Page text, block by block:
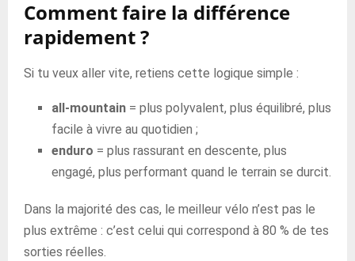
Comment faire la différence
rapidement ?
Si tu veux aller vite, retiens cette logique simple :
all-mountain = plus polyvalent, plus équilibré, plus
facile à vivre au quotidien ;
enduro = plus rassurant en descente, plus
engagé, plus performant quand le terrain se durcit.
Dans la majorité des cas, le meilleur vélo n’est pas le
plus extrême : c’est celui qui correspond à 80 % de tes
sorties réelles.